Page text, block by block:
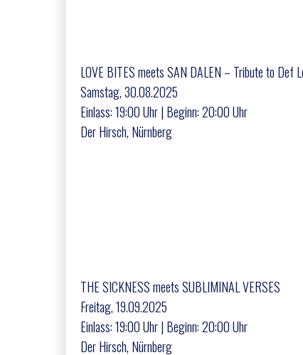
LOVE BITES meets SAN DALEN – Tribute to Def
Samstag, 30.08.2025
Einlass: 19:00 Uhr | Beginn: 20:00 Uhr
Der Hirsch, Nürnberg
THE SICKNESS meets SUBLIMINAL VERSES
Freitag, 19.09.2025
Einlass: 19:00 Uhr | Beginn: 20:00 Uhr
Der Hirsch, Nürnberg